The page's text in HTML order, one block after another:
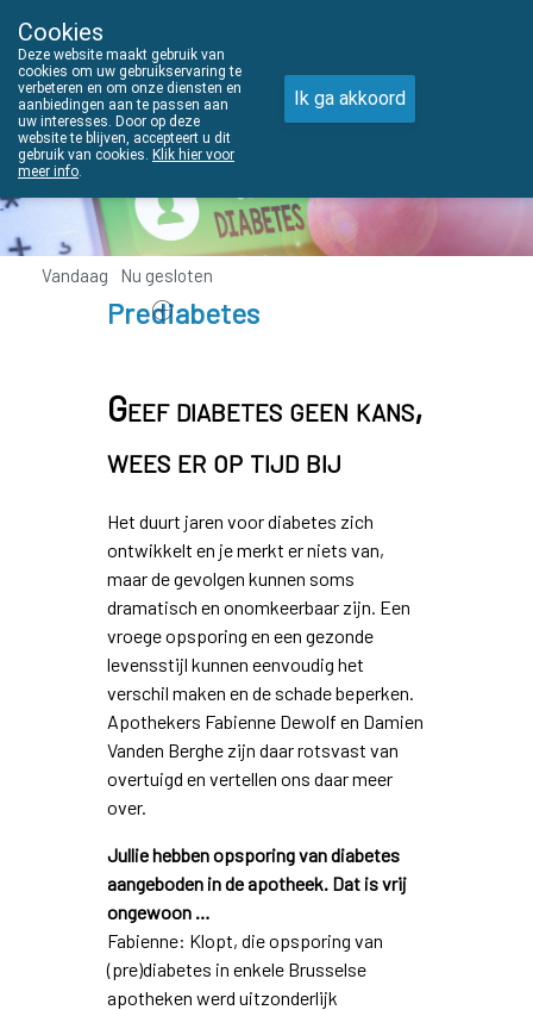
011610303
Vandaag Nu gesloten
Prediabetes
Geef diabetes geen kans,
wees er op tijd bij
Het duurt jaren voor diabetes zich
ontwikkelt en je merkt er niets van,
maar de gevolgen kunnen soms
dramatisch en onomkeerbaar zijn. Een
vroege opsporing en een gezonde
levensstijl kunnen eenvoudig het
verschil maken en de schade beperken.
Apothekers Fabienne Dewolf en Damien
Vanden Berghe zijn daar rotsvast van
overtuigd en vertellen ons daar meer
over.
Jullie hebben opsporing van diabetes
aangeboden in de apotheek. Dat is vrij
ongewoon …
Fabienne: Klopt, die opsporing van
(pre)diabetes in enkele Brusselse
apotheken werd uitzonderlijk
Cookies
Deze website maakt gebruik van
cookies om uw gebruikservaring te
verbeteren en om onze diensten en
aanbiedingen aan te passen aan
uw interesses. Door op deze
website te blijven, accepteert u dit
gebruik van cookies. Klik hier voor
meer info.
Ik ga akkoord